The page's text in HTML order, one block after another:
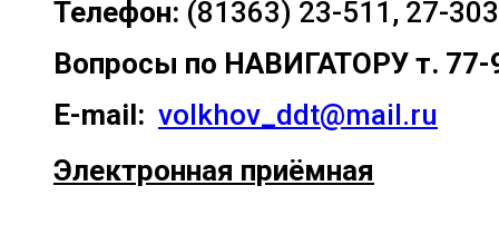
Телефон: (81363) 23-511, 27-303
Вопросы по НАВИГАТОРУ т. 77-
E-mail: volkhov_ddt@mail.ru
Электронная приёмная